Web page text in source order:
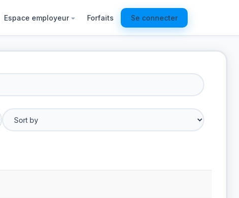
Espace employeur Forfaits Se connecter